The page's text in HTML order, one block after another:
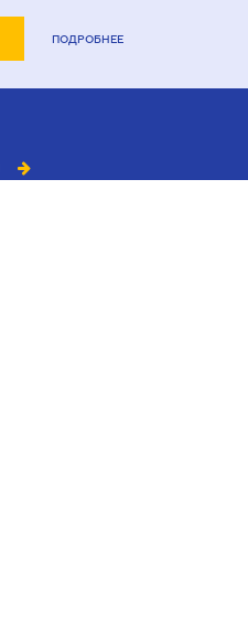
ПОДРОБНЕЕ